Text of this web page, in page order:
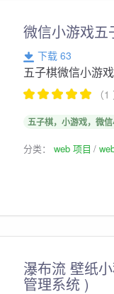
微信小游戏五
下载 63
五子棋微信小游戏
（
五子棋，小游戏，微
分类：web 项目
瀑布流 壁纸
管理系统 )